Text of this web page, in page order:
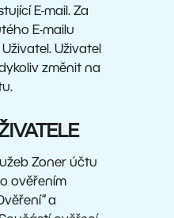
E-mail. Za
E-mailu
Uživatel
změnit na
Zoner účtu
ověřením
a